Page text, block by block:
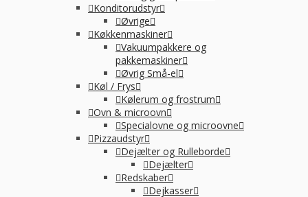
Konditorudstyr
Øvrige
Køkkenmaskiner
Vakuumpakkere og
pakkemaskiner
Øvrig Små-el
Køl / Frys
Kølerum og frostrum
Ovn & microovn
Specialovne og microovne
Pizzaudstyr
Dejælter og Rulleborde
Dejælter
Redskaber
Dejkasser